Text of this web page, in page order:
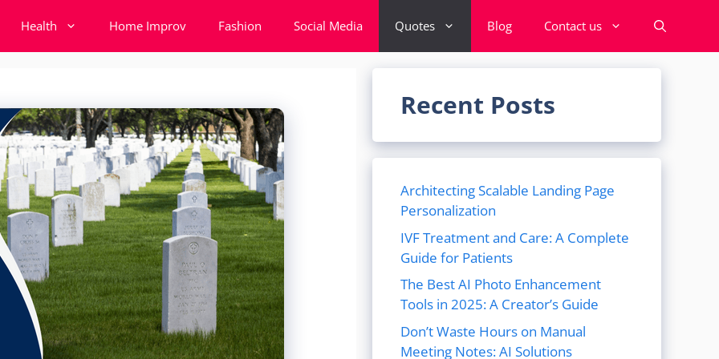
Health Home Improv Fashion Social Media Quotes Blog Contact us
Recent Posts
Architecting Scalable Landing Page
Personalization
IVF Treatment and Care: A Complete
Guide for Patients
The Best AI Photo Enhancement
Tools in 2025: A Creator’s Guide
Don’t Waste Hours on Manual
Meeting Notes: AI Solutions